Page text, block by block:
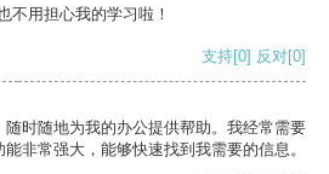
不用担心我的学习啦！
支持[0] 反对[0]
时随地为我的办公提供帮助。我经常需要
非常强大，能够快速找到我需要的信息。